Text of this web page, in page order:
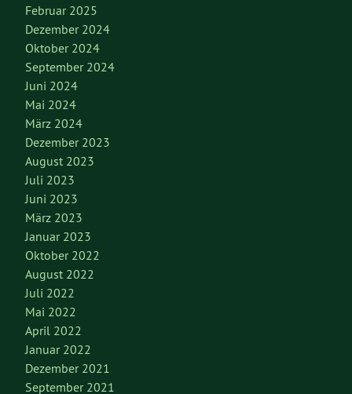
Februar 2025
Dezember 2024
Oktober 2024
September 2024
Juni 2024
Mai 2024
März 2024
Dezember 2023
August 2023
Juli 2023
Juni 2023
März 2023
Januar 2023
Oktober 2022
August 2022
Juli 2022
Mai 2022
April 2022
Januar 2022
Dezember 2021
September 2021